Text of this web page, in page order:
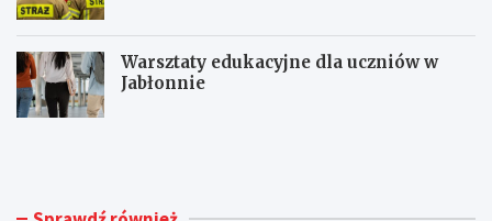
Warsztaty edukacyjne dla uczniów w
Jabłonnie
L
L